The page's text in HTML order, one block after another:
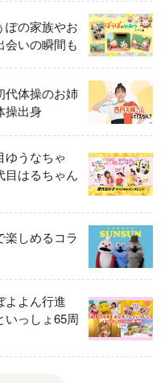
の家族やお
会いの瞬間も
代体操のお姉
操出身
ゆうなちゃ
目はるちゃん
しめるコラ
よよん行進
っしょ65周